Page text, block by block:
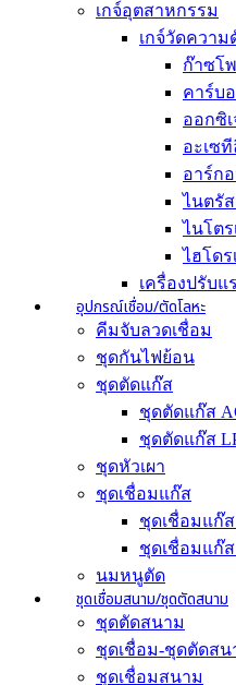
เกจ์อุตสาหกรรม
เกจ์วัดความ
ก๊าซโ
คาร์บ
ออกซิ
อะเซ
อาร์ก
ไนตรั
ไนโตร
ไฮโดร
เครื่องปรับ
อุปกรณ์เชื่อม/ตัดโลหะ
คีมจับลวดเชื่อม
ชุดกันไฟย้อน
ชุดตัดแก๊ส
ชุดตัดแก๊ส
ชุดตัดแก๊ส
ชุดหัวเผา
ชุดเชื่อมแก๊ส
ชุดเชื่อมแก๊ส
ชุดเชื่อมแก๊ส
นมหนูตัด
ชุดเชื่อมสนาม/ชุดตัดสนาม
ชุดตัดสนาม
ชุดเชื่อม-ชุดตัดสน
ชุดเชื่อมสนาม